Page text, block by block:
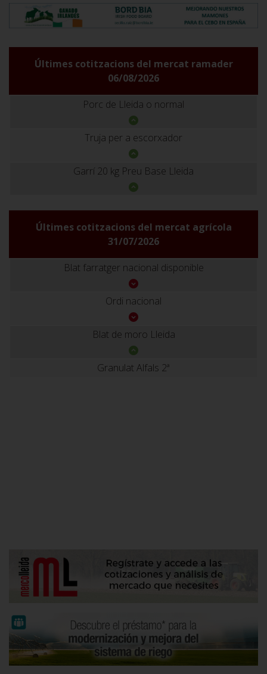
Últimes cotitzacions del mercat ramader
06/08/2026
Porc de Lleida o normal
Truja per a escorxador
Garrí 20 kg Preu Base Lleida
Últimes cotitzacions del mercat agrícola
31/07/2026
Blat farratger nacional disponible
Ordi nacional
Blat de moro Lleida
Granulat Alfals 2ª